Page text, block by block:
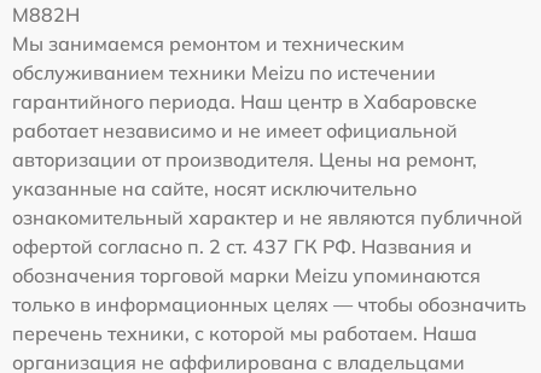
M882H
Мы занимаемся ремонтом и техническим
обслуживанием техники Meizu по истечении
гарантийного периода. Наш центр в Хабаровске
работает независимо и не имеет официальной
авторизации от производителя. Цены на ремонт,
указанные на сайте, носят исключительно
ознакомительный характер и не являются публичной
офертой согласно п. 2 ст. 437 ГК РФ. Названия и
обозначения торговой марки Meizu упоминаются
только в информационных целях — чтобы обозначить
перечень техники, с которой мы работаем. Наша
организация не аффилирована с владельцами